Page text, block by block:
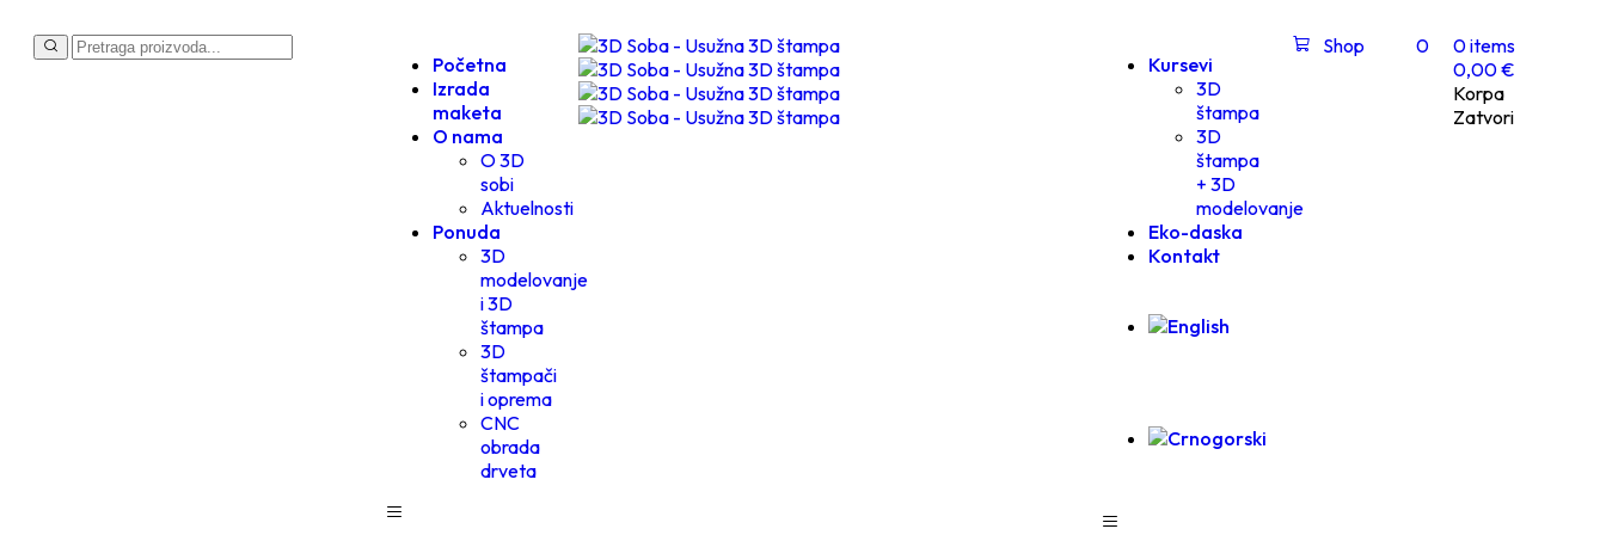
Početna
Izrada
maketa
O nama
O 3D
sobi
Aktuelnosti
Ponuda
3D
modelovanje
i 3D
štampa
3D
štampači
i oprema
CNC
obrada
drveta
Kursevi
3D
štampa
3D
štampa
+ 3D
modelovanje
Eko-daska
Kontakt
Shop 0 0items
0,00€
Korpa
Zatvori